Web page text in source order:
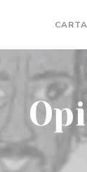
CARTA